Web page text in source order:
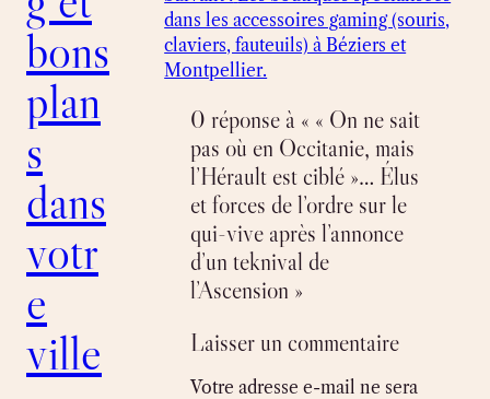
bons
plan
s
dans
votr
e
ville
dans les accessoires gaming (souris,
claviers, fauteuils) à Béziers et
Montpellier.
0 réponse à « « On ne sait
pas où en Occitanie, mais
l’Hérault est ciblé »… Élus
et forces de l’ordre sur le
qui-vive après l’annonce
d’un teknival de
l’Ascension »
Laisser un commentaire
Votre adresse e-mail ne sera